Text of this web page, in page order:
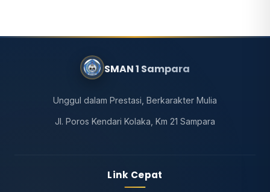
SMAN 1 Sampara
Unggul dalam Prestasi, Berkarakter Mulia
Jl. Poros Kendari Kolaka, Km 21 Sampara
Link Cepat